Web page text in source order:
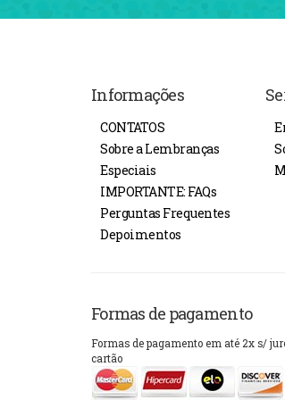
Informações
CONTATOS
Sobre a Lembranças
Especiais
IMPORTANTE: FAQs
Perguntas Frequentes
Depoimentos
Formas de pagamento
Formas de pagamento em até 2x s/
cartão